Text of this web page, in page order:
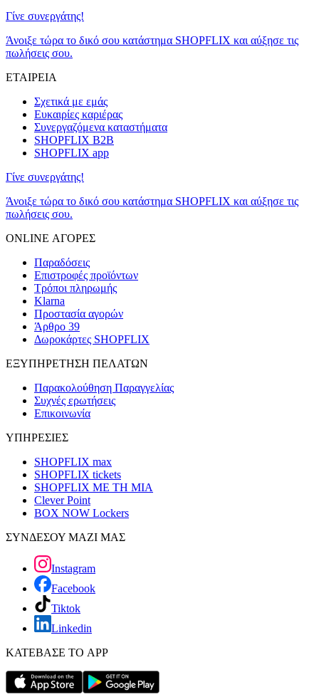
Γίνε συνεργάτης!
Άνοιξε τώρα το δικό σου κατάστημα SHOPFLIX και αύξησε τις
πωλήσεις σου.
ΕΤΑΙΡΕΙΑ
Σχετικά με εμάς
Ευκαιρίες καριέρας
Συνεργαζόμενα καταστήματα
SHOPFLIX B2B
SHOPFLIX app
Γίνε συνεργάτης!
Άνοιξε τώρα το δικό σου κατάστημα SHOPFLIX και αύξησε τις
πωλήσεις σου.
ONLINE ΑΓΟΡΕΣ
Παραδόσεις
Επιστροφές προϊόντων
Τρόποι πληρωμής
Klarna
Προστασία αγορών
Άρθρο 39
Δωροκάρτες SHOPFLIX
ΕΞΥΠΗΡΕΤΗΣΗ ΠΕΛΑΤΩΝ
Παρακολούθηση Παραγγελίας
Συχνές ερωτήσεις
Επικοινωνία
ΥΠΗΡΕΣΙΕΣ
SHOPFLIX max
SHOPFLIX tickets
SHOPFLIX ΜΕ ΤΗ ΜΙΑ
Clever Point
BOX NOW Lockers
ΣΥΝΔΕΣΟΥ ΜΑΖΙ ΜΑΣ
Instagram
Facebook
Tiktok
Linkedin
ΚΑΤΕΒΑΣΕ ΤΟ APP